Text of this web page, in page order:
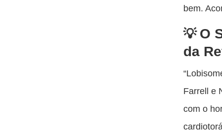
bem.
O
da
Farrell e
com o